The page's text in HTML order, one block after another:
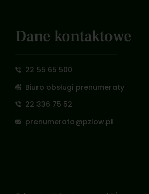
Dane kontaktowe
22 55 65 500
Biuro obsługi prenumeraty
22 336 75 52
prenumerata@pzlow.pl